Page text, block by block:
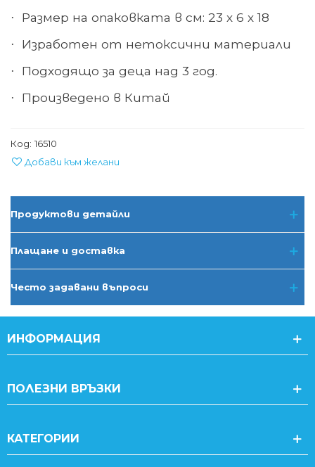
· Размер на опаковката в см: 23 х 6 х 18
· Изработен от нетоксични материали
· Подходящо за деца над 3 год.
· Произведено в Китай
Код: 16510
Добави към желани
Продуктови детайли
Плащане и доставка
Често задавани въпроси
ИНФОРМАЦИЯ
ПОЛЕЗНИ ВРЪЗКИ
КАТЕГОРИИ